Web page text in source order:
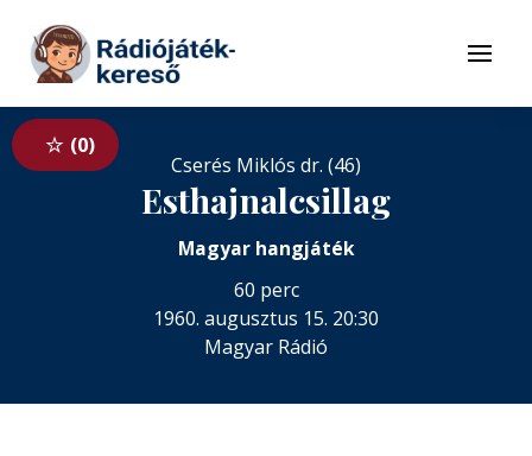
Tovább a tartalomhoz
Menü
0
Cserés Miklós dr. (46)
Esthajnalcsillag
Magyar hangjáték
60 perc
1960. augusztus 15. 20:30
Magyar Rádió